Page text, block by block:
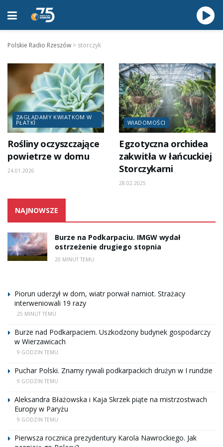
Polskie Radio Rzeszów > storczyk
ZAGLĄDAMY KWIATKOM W
PŁATKI
Rośliny oczyszczające
powietrze w domu
24.01.2026
WIADOMOŚCI
Egzotyczna orchidea
zakwitła w łańcuckiej
Storczykarni
28.02.2025
NAJNOWSZE
Burze na Podkarpaciu. IMGW wydał
ostrzeżenie drugiego stopnia
20 MINUT TEMU
Piorun uderzył w dom, wiatr porwał namiot. Strażacy
interweniowali 19 razy
25 MINUT TEMU
Burze nad Podkarpaciem. Uszkodzony budynek gospodarczy
w Wierzawicach
9 GODZIN TEMU
Puchar Polski. Znamy rywali podkarpackich drużyn w I rundzie
9 GODZIN TEMU
Aleksandra Błażowska i Kaja Skrzek piąte na mistrzostwach
Europy w Paryżu
9 GODZIN TEMU
Pierwsza rocznica prezydentury Karola Nawrockiego. Jak